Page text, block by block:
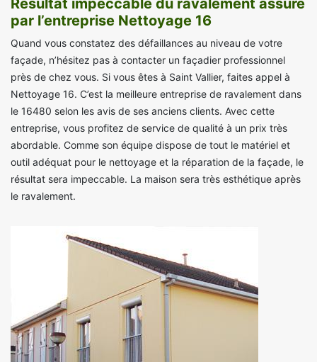
Résultat impeccable du ravalement assuré
par l’entreprise Nettoyage 16
Quand vous constatez des défaillances au niveau de votre
façade, n’hésitez pas à contacter un façadier professionnel
près de chez vous. Si vous êtes à Saint Vallier, faites appel à
Nettoyage 16. C’est la meilleure entreprise de ravalement dans
le 16480 selon les avis de ses anciens clients. Avec cette
entreprise, vous profitez de service de qualité à un prix très
abordable. Comme son équipe dispose de tout le matériel et
outil adéquat pour le nettoyage et la réparation de la façade, le
résultat sera impeccable. La maison sera très esthétique après
le ravalement.